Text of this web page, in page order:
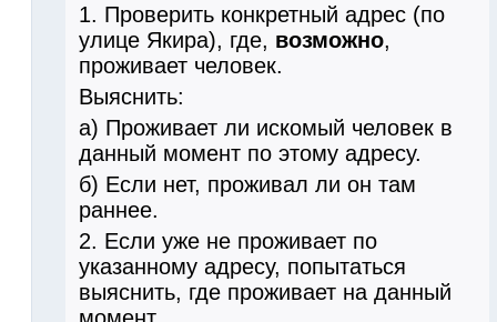
1. Проверить конкретный адрес (по
улице Якира), где, возможно,
проживает человек.
Выяснить:
а) Проживает ли искомый человек в
данный момент по этому адресу.
б) Если нет, проживал ли он там
раннее.
2. Если уже не проживает по
указанному адресу, попытаться
выяснить, где проживает на данный